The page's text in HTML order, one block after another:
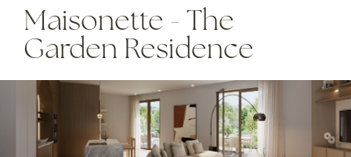
Maisonette - The
Garden Residence